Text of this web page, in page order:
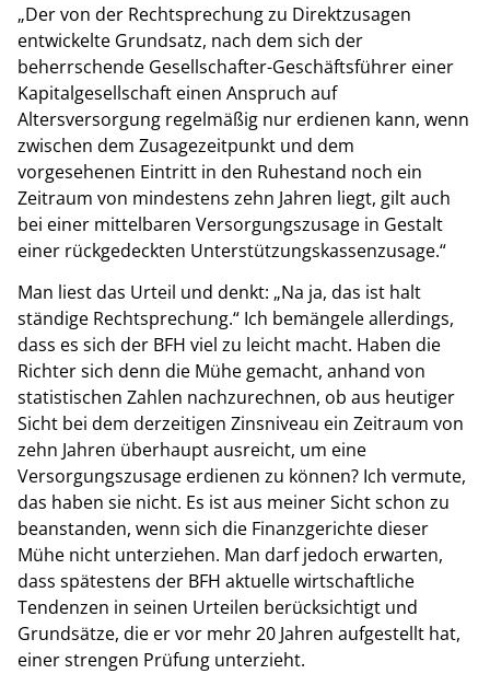
„Der von der Rechtsprechung zu Direktzusagen
entwickelte Grundsatz, nach dem sich der
beherrschende Gesellschafter-Geschäftsführer einer
Kapitalgesellschaft einen Anspruch auf
Altersversorgung regelmäßig nur erdienen kann, wenn
zwischen dem Zusagezeitpunkt und dem
vorgesehenen Eintritt in den Ruhestand noch ein
Zeitraum von mindestens zehn Jahren liegt, gilt auch
bei einer mittelbaren Versorgungszusage in Gestalt
einer rückgedeckten Unterstützungskassenzusage.“
Man liest das Urteil und denkt: „Na ja, das ist halt
ständige Rechtsprechung.“ Ich bemängele allerdings,
dass es sich der BFH viel zu leicht macht. Haben die
Richter sich denn die Mühe gemacht, anhand von
statistischen Zahlen nachzurechnen, ob aus heutiger
Sicht bei dem derzeitigen Zinsniveau ein Zeitraum von
zehn Jahren überhaupt ausreicht, um eine
Versorgungszusage erdienen zu können? Ich vermute,
das haben sie nicht. Es ist aus meiner Sicht schon zu
beanstanden, wenn sich die Finanzgerichte dieser
Mühe nicht unterziehen. Man darf jedoch erwarten,
dass spätestens der BFH aktuelle wirtschaftliche
Tendenzen in seinen Urteilen berücksichtigt und
Grundsätze, die er vor mehr 20 Jahren aufgestellt hat,
einer strengen Prüfung unterzieht.